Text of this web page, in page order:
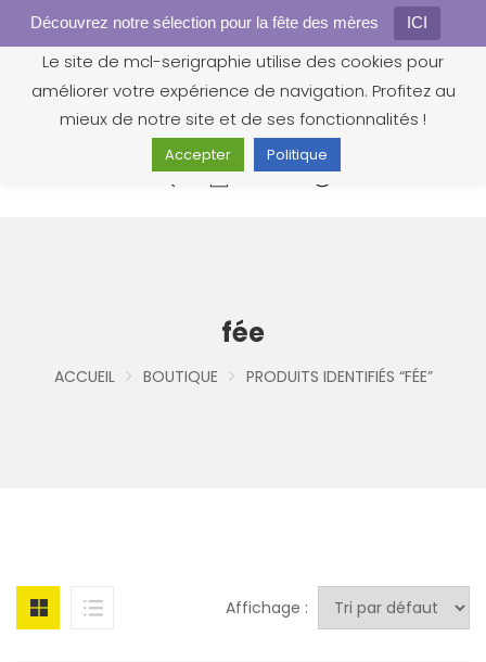
Découvrez notre sélection pour la fête des mères ICI
0
fée
ACCUEIL BOUTIQUE PRODUITS IDENTIFIÉS “FÉE”
Affichage :
Gestion des cookies
Le site de mcl-serigraphie utilise des cookies pour
améliorer votre expérience de navigation. Profitez au
mieux de notre site et de ses fonctionnalités !
Accepter Politique